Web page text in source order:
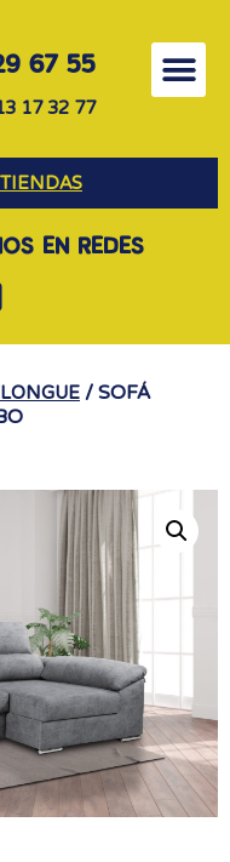
67 55
17 32 77
EN REDES
/ SOFÁ